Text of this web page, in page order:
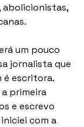
um pouco
jornalista que
é escritora.
primeira
e escrevo
com a